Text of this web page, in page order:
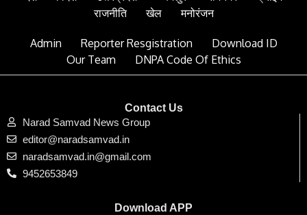
राजनीति
खेल मनोरंजन
Admin Reporter Resgistration
Download ID
Our Team
DNPA Code Of Ethics
Contact Us
Narad Samvad News Group
editor@naradsamvad.in
naradsamvad.in@gmail.com
9452653849
Download APP